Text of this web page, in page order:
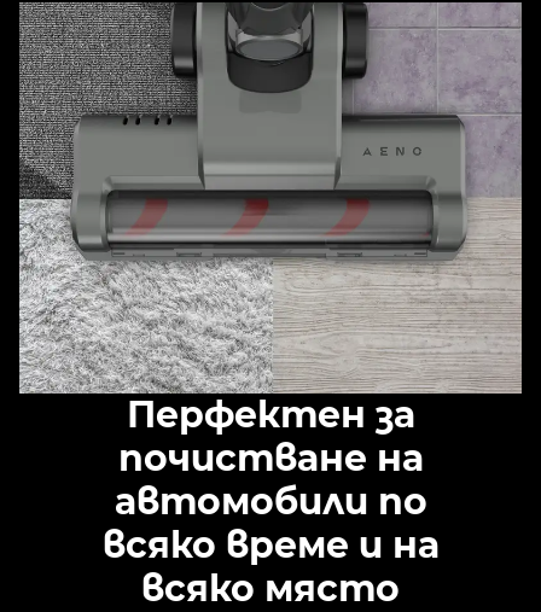
Перфектен за
почистване на
автомобили по
всяко време и на
всяко място